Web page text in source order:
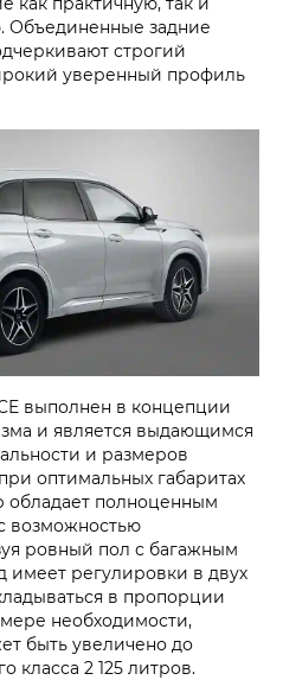
задние
строгий
уверенный профиль
выполнен в концепции
и является выдающимся
и размеров
оптимальных габаритах
обладает полноценным
возможностью
ровный пол с багажным
имеет регулировки в двух
в пропорции
необходимости,
быть увеличено до
класса 2 125 литров.